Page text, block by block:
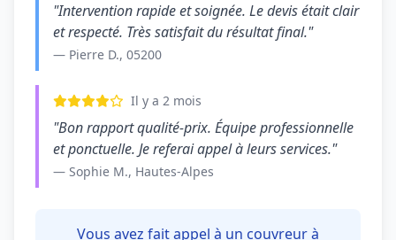
"Intervention rapide et soignée. Le devis était clair
et respecté. Très satisfait du résultat final."
— Pierre D., 05200
Il y a 2 mois
"Bon rapport qualité-prix. Équipe professionnelle
et ponctuelle. Je referai appel à leurs services."
— Sophie M., Hautes-Alpes
Vous avez fait appel à un couvreur à